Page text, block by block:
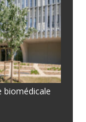
biomédicale